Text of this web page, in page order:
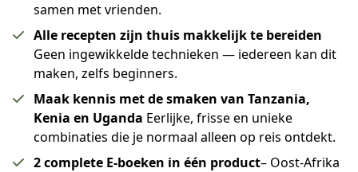
samen met vrienden.
Alle recepten zijn thuis makkelijk te bereiden
Geen ingewikkelde technieken — iedereen kan dit
maken, zelfs beginners.
Maak kennis met de smaken van Tanzania,
Kenia en Uganda Eerlijke, frisse en unieke
combinaties die je normaal alleen op reis ontdekt.
2 complete E-boeken in één product– Oost-Afrika